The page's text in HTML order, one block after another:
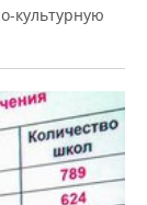
культурную